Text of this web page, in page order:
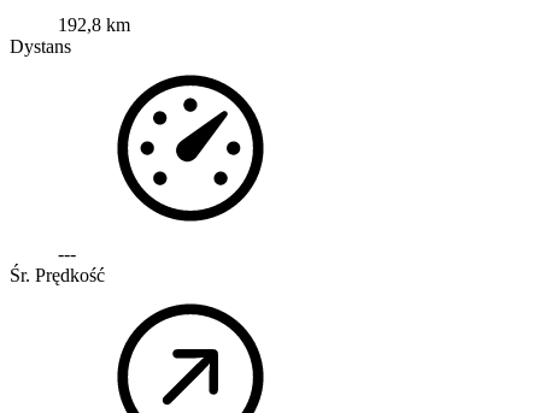
192,8 km
Dystans
---
Śr. Prędkość